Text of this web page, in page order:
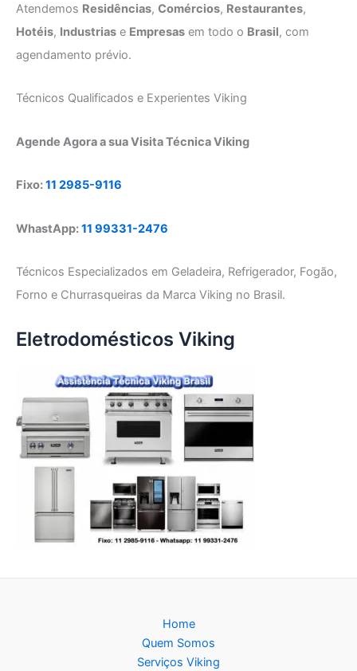
Atendemos Residências, Comércios, Restaurantes,
Hotéis, Industrias e Empresas em todo o Brasil, com
agendamento prévio.
Técnicos Qualificados e Experientes Viking
Agende Agora a sua Visita Técnica Viking
Fixo:11 2985-9116
WhastApp:11 99331-2476
Técnicos Especializados em Geladeira, Refrigerador, Fogão,
Forno e Churrasqueiras da Marca Viking no Brasil.
Eletrodomésticos Viking
Home
Quem Somos
Serviços Viking